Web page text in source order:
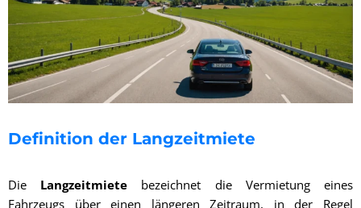
Definition der Langzeitmiete
Die Langzeitmiete bezeichnet die Vermietung eines
Fahrzeugs über einen längeren Zeitraum, in der Regel